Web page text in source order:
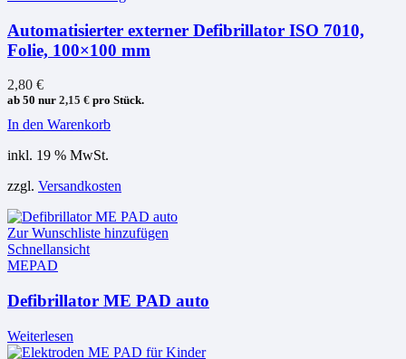
Automatisierter externer Defibrillator ISO 7010,
Folie, 100×100 mm
2,80 €
ab 50 nur 2,15 € pro Stück.
In den Warenkorb
inkl. 19 % MwSt.
zzgl. Versandkosten
Zur Wunschliste hinzufügen
Schnellansicht
MEPAD
Defibrillator ME PAD auto
Weiterlesen